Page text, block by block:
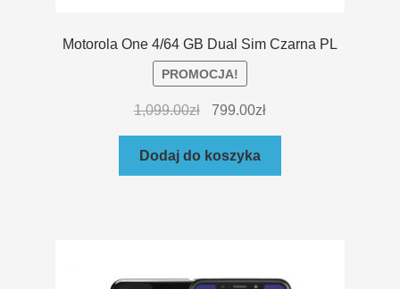
Motorola One 4/64 GB Dual Sim Czarna PL
PROMOCJA!
1,099.00zł 799.00zł
Dodaj do koszyka